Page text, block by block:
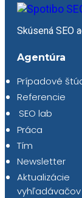
Skúsená SEO
Agentúra
Prípadové
Referencie
SEO lab
Práca
Tím
Newsletter
Aktualizácie
vyhľadávačov